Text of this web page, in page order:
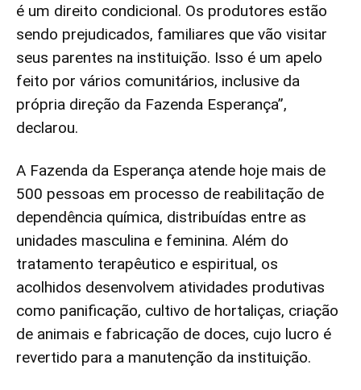
é um direito condicional. Os produtores estão
sendo prejudicados, familiares que vão visitar
seus parentes na instituição. Isso é um apelo
feito por vários comunitários, inclusive da
própria direção da Fazenda Esperança”,
declarou.
A Fazenda da Esperança atende hoje mais de
500 pessoas em processo de reabilitação de
dependência química, distribuídas entre as
unidades masculina e feminina. Além do
tratamento terapêutico e espiritual, os
acolhidos desenvolvem atividades produtivas
como panificação, cultivo de hortaliças, criação
de animais e fabricação de doces, cujo lucro é
revertido para a manutenção da instituição.